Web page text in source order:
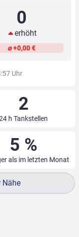
0
erhöht
⌀ +0,00 €
Uhr
2
h Tankstellen
5 %
als im letzten Monat
Nähe